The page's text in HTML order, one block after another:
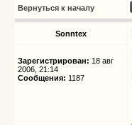
Вернуться к началу
Sonntex
Зарегистрирован: 18 авг
2006, 21:14
Сообщения: 1187